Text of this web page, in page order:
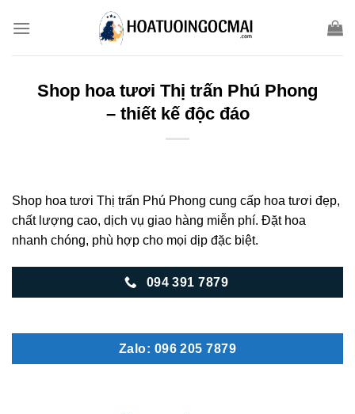
Shop hoa tươi Thị trấn Phú Phong
– thiết kế độc đáo
Shop hoa tươi Thị trấn Phú Phong cung cấp hoa tươi đẹp,
chất lượng cao, dịch vụ giao hàng miễn phí. Đặt hoa
nhanh chóng, phù hợp cho mọi dịp đặc biệt.
094 391 7879
Zalo: 096 205 7879